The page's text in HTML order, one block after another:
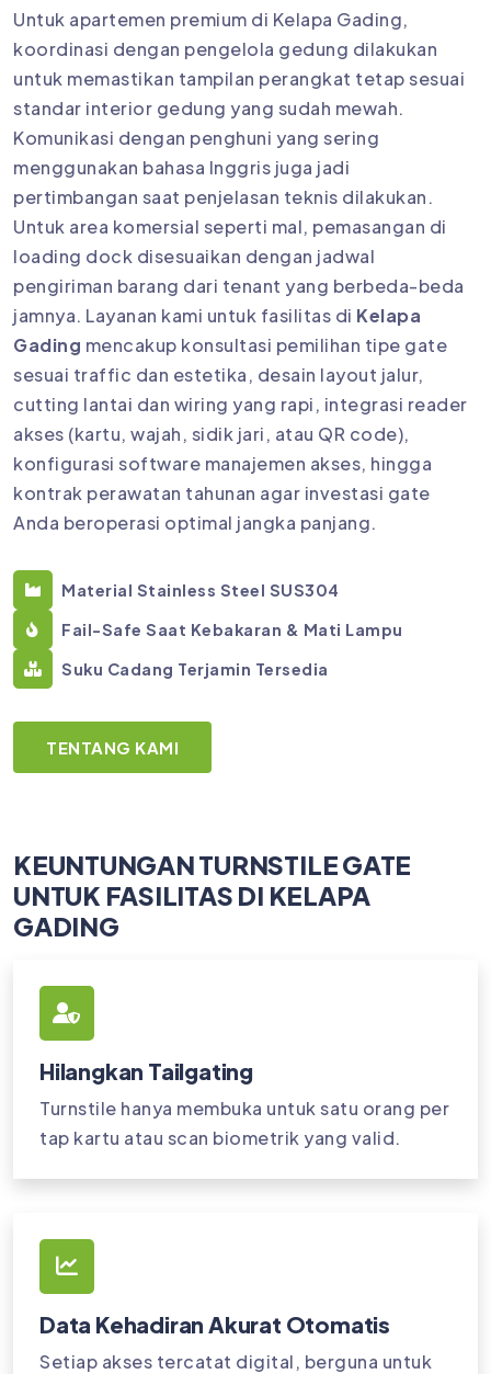
Untuk apartemen premium di Kelapa Gading,
koordinasi dengan pengelola gedung dilakukan
untuk memastikan tampilan perangkat tetap sesuai
standar interior gedung yang sudah mewah.
Komunikasi dengan penghuni yang sering
menggunakan bahasa Inggris juga jadi
pertimbangan saat penjelasan teknis dilakukan.
Untuk area komersial seperti mal, pemasangan di
loading dock disesuaikan dengan jadwal
pengiriman barang dari tenant yang berbeda-beda
jamnya. Layanan kami untuk fasilitas di Kelapa
Gading mencakup konsultasi pemilihan tipe gate
sesuai traffic dan estetika, desain layout jalur,
cutting lantai dan wiring yang rapi, integrasi reader
akses (kartu, wajah, sidik jari, atau QR code),
konfigurasi software manajemen akses, hingga
kontrak perawatan tahunan agar investasi gate
Anda beroperasi optimal jangka panjang.
Material Stainless Steel SUS304
Fail-Safe Saat Kebakaran & Mati Lampu
Suku Cadang Terjamin Tersedia
TENTANG KAMI
KEUNTUNGAN TURNSTILE GATE
UNTUK FASILITAS DI KELAPA
GADING
Hilangkan Tailgating
Turnstile hanya membuka untuk satu orang per
tap kartu atau scan biometrik yang valid.
Data Kehadiran Akurat Otomatis
Setiap akses tercatat digital, berguna untuk